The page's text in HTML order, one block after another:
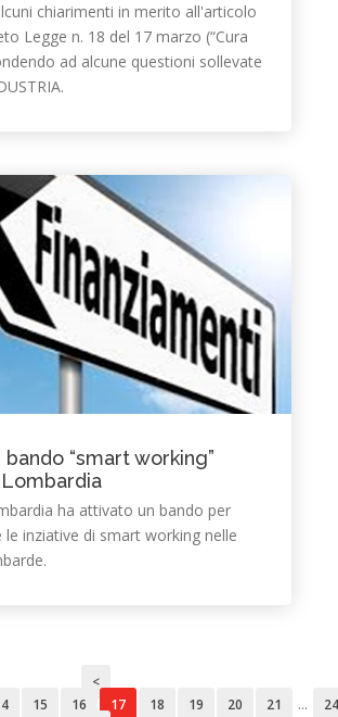
chiarimenti in merito all'articolo
Legge n. 18 del 17 marzo (“Cura
ad alcune questioni sollevate
bando “smart working”
ha attivato un bando per
inziative di smart working nelle
<
15 16 17 18 19 20 21 ...